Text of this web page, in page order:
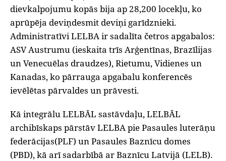
dievkalpojumu kopās bija ap 28,200 locekļu, ko
aprūpēja deviņdesmit deviņi garīdznieki.
Administratīvi LELBA ir sadalīta četros apgabalos:
ASV Austrumu (ieskaita trīs Arģentīnas, Brazīlijas
un Venecuēlas draudzes), Rietumu, Vidienes un
Kanadas, ko pārrauga apgabalu konferencēs
ievēlētas pārvaldes un prāvesti.
‌Kā integrālu LELBĀL sastāvdaļu, LELBĀL
archibīskaps pārstāv LELBA pie Pasaules luterāņu
federācijas(PLF) un Pasaules Baznīcu domes
(PBD), kā arī sadarbībā ar Baznīcu Latvijā (LELB).